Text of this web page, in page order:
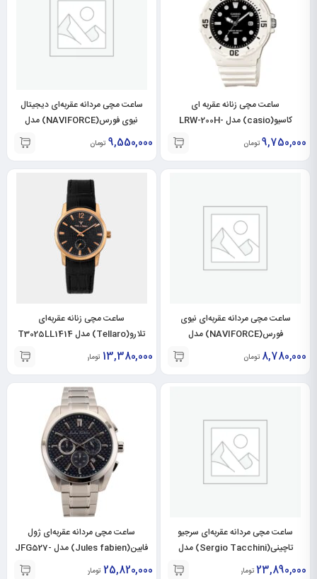
ساعت مچی زنانه عقربه ای
کاسیو(casio) مدل LRW-200H-
9,750,000 تومان
ساعت مچی مردانه عقربه‌ای دیجیتال
نیوی فورس(NAVIFORCE) مدل
NF9146M-BR-BL9,550,000 تومان
ساعت مچی مردانه عقربه‌ای نیوی
فورس(NAVIFORCE) مدل
8,780,000 تومان
ساعت مچی زنانه عقربه‌ای
تلارو(Tellaro) مدل T3025LL1414
13,380,000 تومان
ساعت مچی مردانه عقربه‌ای سرجیو
تاچینی(Sergio Tacchini) مدل
ST.1.10139-323,890,000 تومان
ساعت مچی مردانه عقربه‌ای ژول
فابین(Jules fabien) مدل JFG527-
25,820,000 تومان